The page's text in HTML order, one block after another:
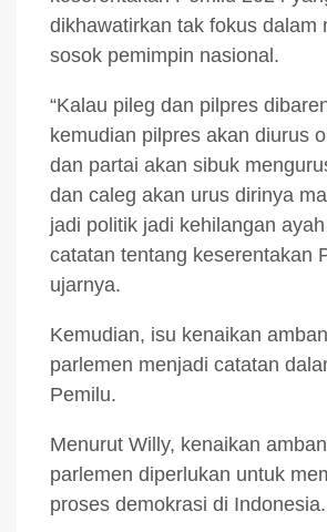
dikhawatirkan tak fokus dalam
sosok pemimpin nasional.
“Kalau pileg dan pilpres
kemudian pilpres akan diurus
dan partai akan sibuk
dan caleg akan urus dirinya
jadi politik jadi kehilangan
catatan tentang keserentakan
ujarnya.
Kemudian, isu kenaikan
parlemen menjadi catatan
Pemilu.
Menurut Willy, kenaikan
parlemen diperlukan untuk
proses demokrasi di Indonesia.